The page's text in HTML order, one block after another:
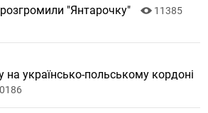
"Янтарочку"
11385
на українсько-польському кордоні